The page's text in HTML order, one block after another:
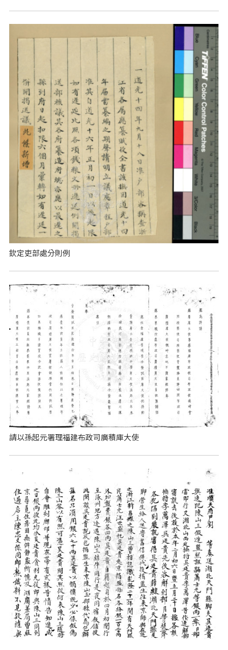
欽定吏部處分則例
請以孫起元署理福建布政司廣積庫大使